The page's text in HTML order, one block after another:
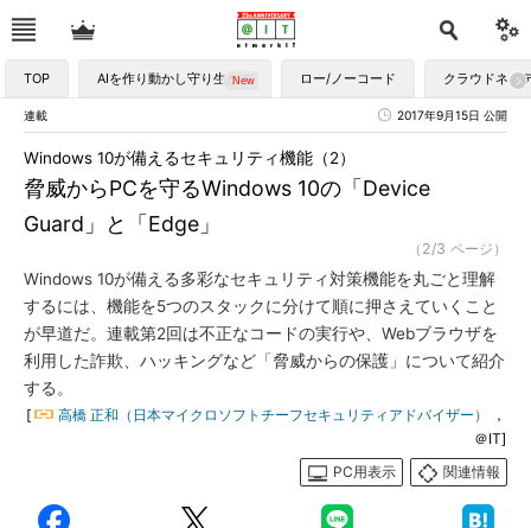
TOP AIを作り動かし守り生かす ロー/ノーコード クラウドネイ
連載 2017年9月15日 公開
脅威からPCを守るWindows 10の「Device
Guard」と「Edge」
Windows 10が備えるセキュリティ機能（2）
（2/3 ページ）
Windows 10が備える多彩なセキュリティ対策機能を丸ごと理解
するには、機能を5つのスタックに分けて順に押さえていくこと
が早道だ。連載第2回は不正なコードの実行や、Webブラウザを
利用した詐欺、ハッキングなど「脅威からの保護」について紹介
する。
[ 高橋 正和（日本マイクロソフトチーフセキュリティアドバイザー）
，
＠IT]
PC用表示
関連情報